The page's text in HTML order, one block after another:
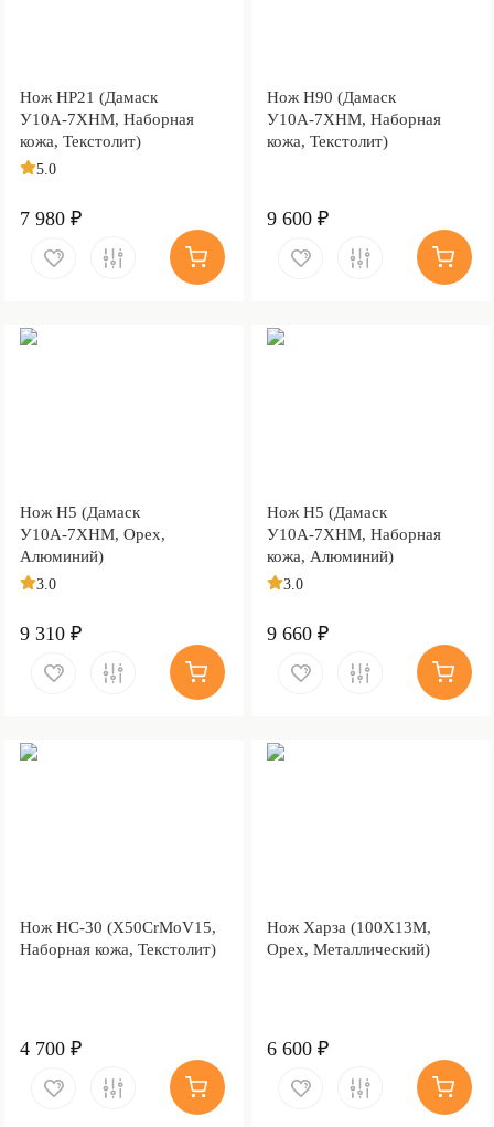
Нож НР21 (Дамаск
У10А-7ХНМ, Наборная
кожа, Текстолит)
5.0
7 980 ₽
Нож Н90 (Дамаск
У10А-7ХНМ, Наборная
кожа, Текстолит)
9 600 ₽
Нож Н5 (Дамаск
У10А-7ХНМ, Орех,
Алюминий)
3.0
9 310 ₽
Нож Н5 (Дамаск
У10А-7ХНМ, Наборная
кожа, Алюминий)
3.0
9 660 ₽
Нож НС-30 (X50CrMoV15,
Наборная кожа, Текстолит)
4 700 ₽
Нож Харза (100Х13М,
Орех, Металлический)
6 600 ₽